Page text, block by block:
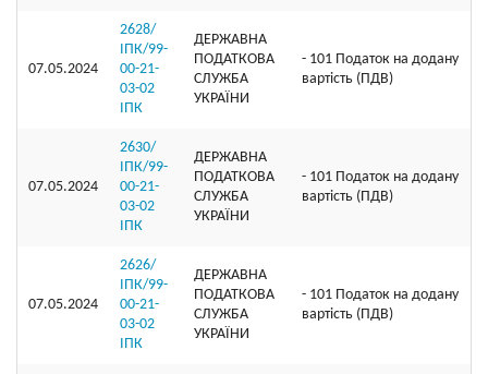
07.05.2024
2628/
ІПК/99-
00-21-
03-02
ІПК
ДЕРЖАВНА
ПОДАТКОВА
СЛУЖБА
УКРАЇНИ
- 101 Податок на додану
вартість (ПДВ)
07.05.2024
2630/
ІПК/99-
00-21-
03-02
ІПК
ДЕРЖАВНА
ПОДАТКОВА
СЛУЖБА
УКРАЇНИ
- 101 Податок на додану
вартість (ПДВ)
07.05.2024
2626/
ІПК/99-
00-21-
03-02
ІПК
ДЕРЖАВНА
ПОДАТКОВА
СЛУЖБА
УКРАЇНИ
- 101 Податок на додану
вартість (ПДВ)